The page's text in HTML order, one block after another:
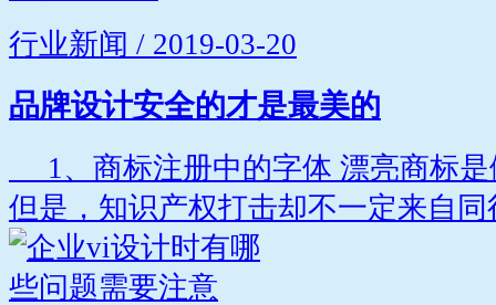
行业新闻 / 2019-03-20
品牌设计安全的才是最美的
1、商标注册中的字体 漂亮商标是
但是，知识产权打击却不一定来自